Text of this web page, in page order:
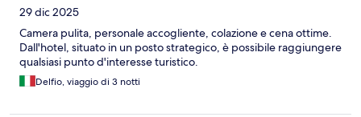
29 dic 2025
Camera pulita, personale accogliente, colazione e cena ottime.
Dall'hotel, situato in un posto strategico, è possibile raggiungere
qualsiasi punto d'interesse turistico.
Delfio, viaggio di 3 notti